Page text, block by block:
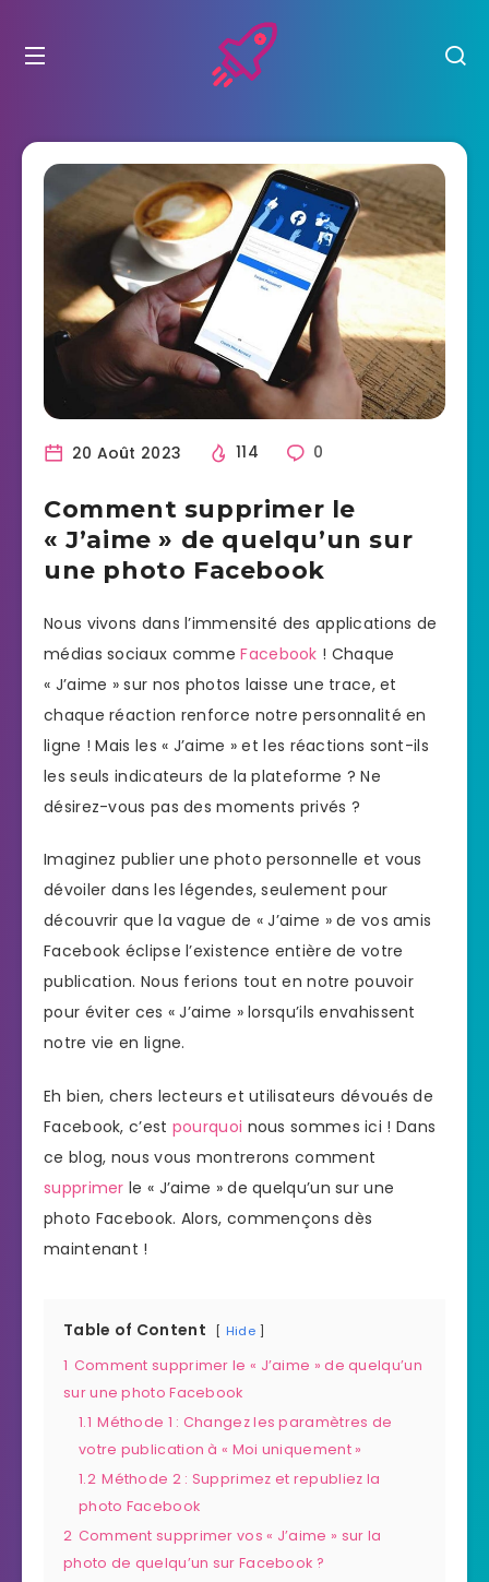
20 Août 2023 114 0
Comment supprimer le
« J’aime » de quelqu’un sur
une photo Facebook
Nous vivons dans l’immensité des applications de
médias sociaux commeFacebook ! Chaque
« J’aime » sur nos photos laisse une trace, et
chaque réaction renforce notre personnalité en
ligne ! Mais les « J’aime » et les réactions sont-ils
les seuls indicateurs de la plateforme ? Ne
désirez-vous pas des moments privés ?
Imaginez publier une photo personnelle et vous
dévoiler dans les légendes, seulement pour
découvrir que la vague de « J’aime » de vos amis
Facebook éclipse l’existence entière de votre
publication. Nous ferions tout en notre pouvoir
pour éviter ces « J’aime » lorsqu’ils envahissent
notre vie en ligne.
Eh bien, chers lecteurs et utilisateurs dévoués de
Facebook, c’est pourquoi nous sommes ici ! Dans
ce blog, nous vous montrerons comment
supprimer le « J’aime » de quelqu’un sur une
photo Facebook. Alors, commençons dès
maintenant !
Table of Content Hide
1 Comment supprimer le « J’aime » de quelqu’un
sur une photo Facebook
1.1 Méthode 1 : Changez les paramètres de
votre publication à « Moi uniquement »
1.2 Méthode 2 : Supprimez et republiez la
photo Facebook
2 Comment supprimer vos « J’aime » sur la
photo de quelqu’un sur Facebook ?